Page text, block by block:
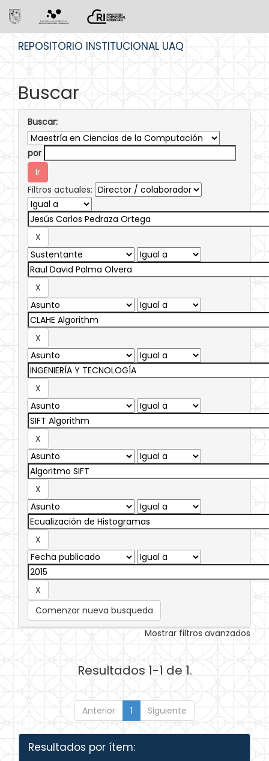
REPOSITORIO INSTITUCIONAL UAQ
Buscar
Buscar:
por
Filtros actuales:
Comenzar nueva busqueda
Mostrar filtros avanzados
Resultados 1-1 de 1.
Anterior 1 Siguiente
Resultados por ítem: